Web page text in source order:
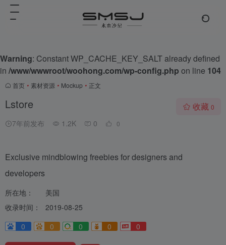
Warning: Constant WP_CACHE_KEY_SALT already defined
in /www/wwwroot/woohong.com/wp-config.php on line 104
首页 • 素材资源 • Mockup • 正文
Lstore
7年前发布 1.2K 0 0
收藏 0
Exclusive mindblowing freebies for designers and
developers
所在地：
美国
收录时间：
2019-08-25
0
0 0 0 0